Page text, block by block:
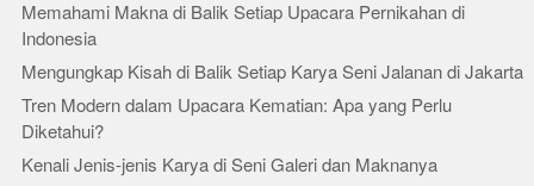
Memahami Makna di Balik Setiap Upacara Pernikahan di
Indonesia
Mengungkap Kisah di Balik Setiap Karya Seni Jalanan di Jakarta
Tren Modern dalam Upacara Kematian: Apa yang Perlu
Diketahui?
Kenali Jenis-jenis Karya di Seni Galeri dan Maknanya